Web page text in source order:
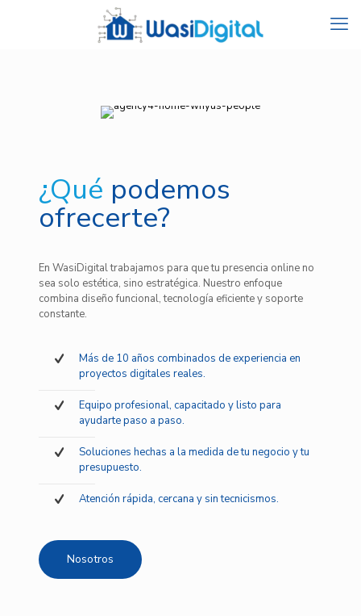
¿Qué podemos
ofrecerte?
En WasiDigital trabajamos para que tu presencia online no
sea solo estética, sino estratégica. Nuestro enfoque
combina diseño funcional, tecnología eficiente y soporte
constante.
Más de 10 años combinados de experiencia en
proyectos digitales reales.
Equipo profesional, capacitado y listo para
ayudarte paso a paso.
Soluciones hechas a la medida de tu negocio y tu
presupuesto.
Atención rápida, cercana y sin tecnicismos.
Nosotros